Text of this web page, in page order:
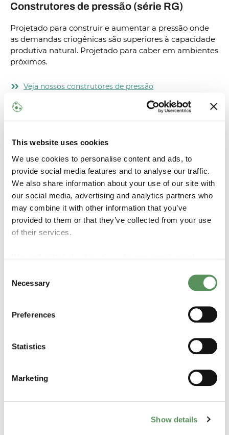
This website uses cookies
We use cookies to personalise content and ads, to
provide social media features and to analyse our traffic.
We also share information about your use of our site with
our social media, advertising and analytics partners who
may combine it with other information that you’ve
provided to them or that they’ve collected from your use
of their services.
Selection
Necessary
Preferences
Statistics
Marketing
Show details
Construtores de pressão (série RG)
Projetado para construir e aumentar a pressão onde
as demandas criogênicas são superiores à capacidade
produtiva natural. Projetado para caber em ambientes
próximos.
Veja nossos construtores de pressão
Os limites de tolerância de temperatura desses
reguladores restringem seu uso apenas com vapores.
um vaporizador em aplicações de GNL.
Veja nossos reguladores de linha de baixa pressão